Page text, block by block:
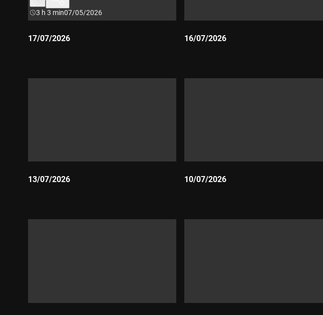
Durada:
3 h 3 min07/05/2026
17/07/2026 16/07/2026
13/07/2026 10/07/2026